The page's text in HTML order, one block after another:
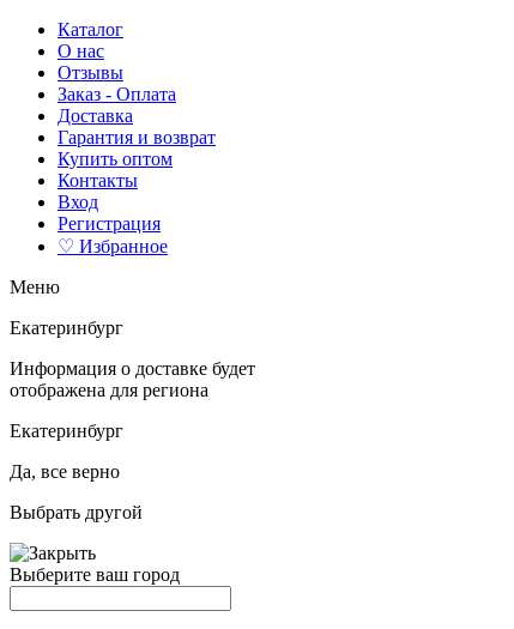
Каталог
О нас
Отзывы
Заказ - Оплата
Доставка
Гарантия и возврат
Купить оптом
Контакты
Вход
Регистрация
♡ Избранное
Меню
Екатеринбург
Информация о доставке будет
отображена для региона
Екатеринбург
Да, все верно
Выбрать другой
Выберите ваш город